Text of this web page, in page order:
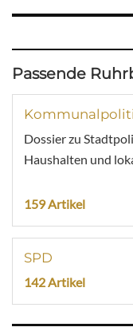
Passende
Dossier zu
Haushalten und
159 Artikel
SPD
142 Artikel